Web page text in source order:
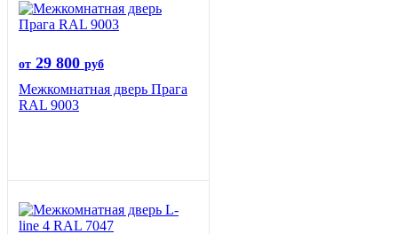
от 29 800 руб
Межкомнатная дверь Прага
RAL 9003